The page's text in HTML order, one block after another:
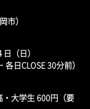
市）
日（日）
日CLOSE 30分前）
大学生 600円（要